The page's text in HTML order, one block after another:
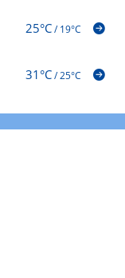
25°C/19°C
31°C/25°C